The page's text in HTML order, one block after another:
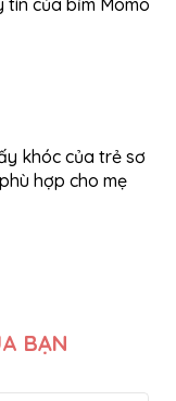
tín của bỉm Momo
khóc của trẻ sơ
hợp cho mẹ
BẠN